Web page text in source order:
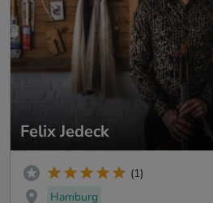
Felix Jedeck
(1)
Hamburg